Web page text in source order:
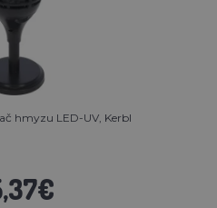
hmyzu LED-UV, Kerbl